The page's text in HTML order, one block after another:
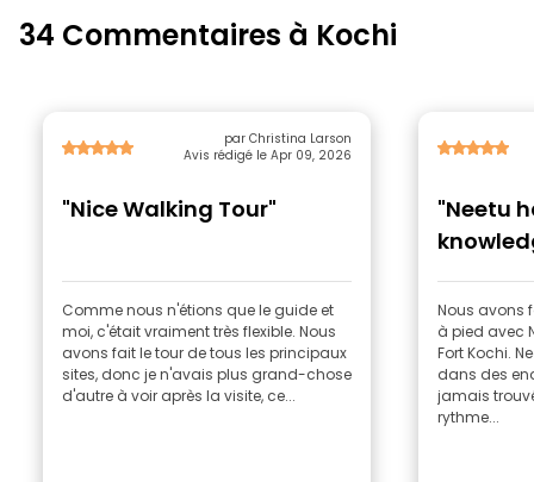
34 Commentaires à Kochi
par Christina Larson
Avis rédigé le Apr 09, 2026
"Nice Walking Tour"
Comme nous n'étions que le guide et
moi, c'était vraiment très flexible. Nous
avons fait le tour de tous les principaux
sites, donc je n'avais plus grand-chose
d'autre à voir après la visite, ce...
"Neetu
Nous avons
à pied avec
Fort Kochi.
dans des
jamais
rythme...